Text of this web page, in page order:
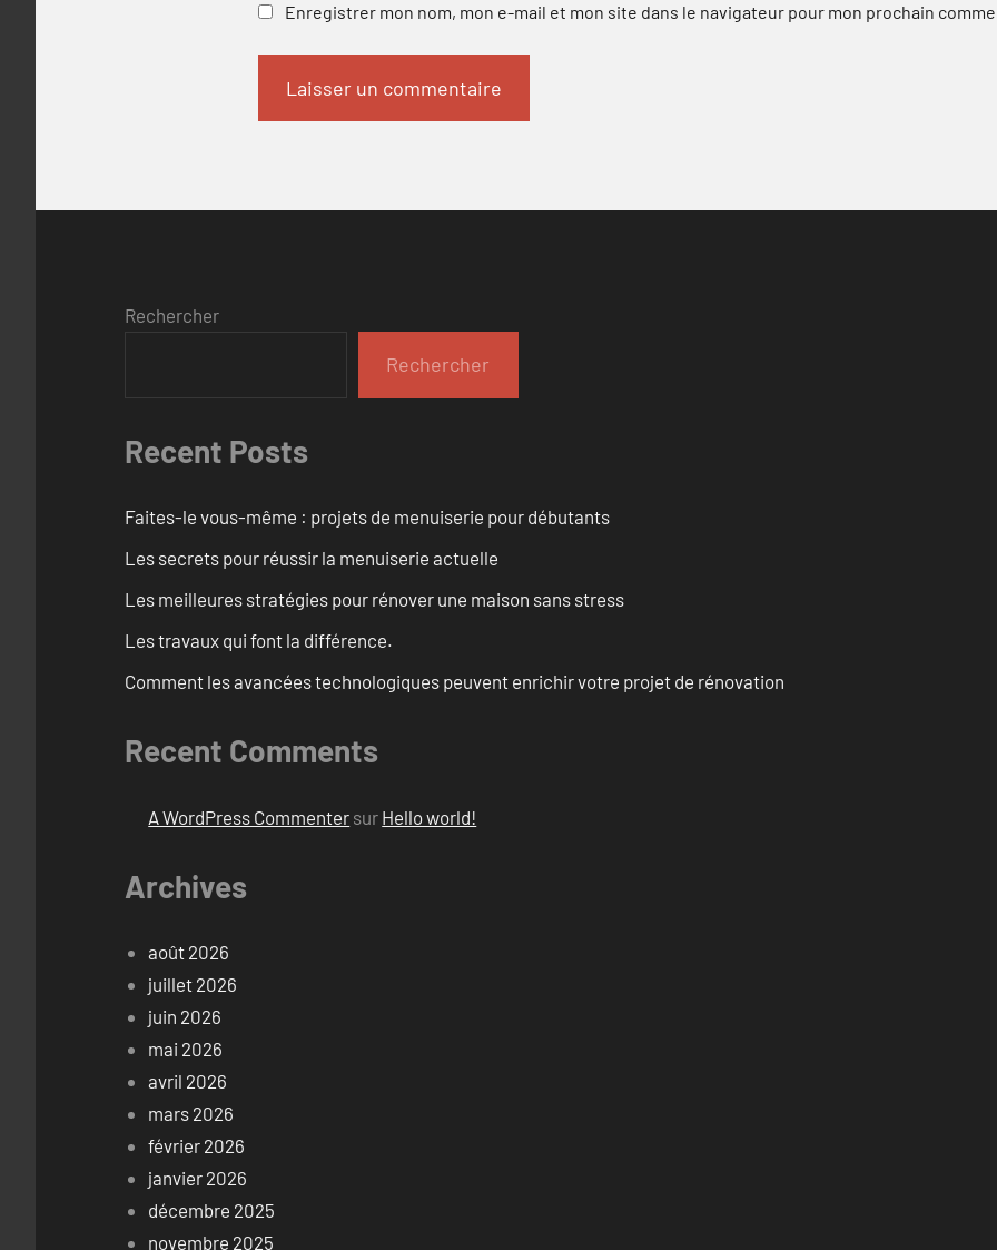
Enregistrer mon nom, mon e-mail et mon site dans le navigateur pour mon prochain
Rechercher
Rechercher
Recent Posts
Faites-le vous-même : projets de menuiserie pour débutants
Les secrets pour réussir la menuiserie actuelle
Les meilleures stratégies pour rénover une maison sans stress
Les travaux qui font la différence.
Comment les avancées technologiques peuvent enrichir votre projet de rénovation
Recent Comments
A WordPress Commenter sur Hello world!
Archives
août 2026
juillet 2026
juin 2026
mai 2026
avril 2026
mars 2026
février 2026
janvier 2026
décembre 2025
novembre 2025